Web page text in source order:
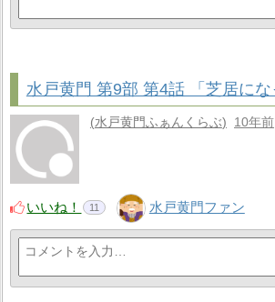
水戸黄門ふぁんくらぶ 10年前
いいね！ 11 水戸黄門ファン